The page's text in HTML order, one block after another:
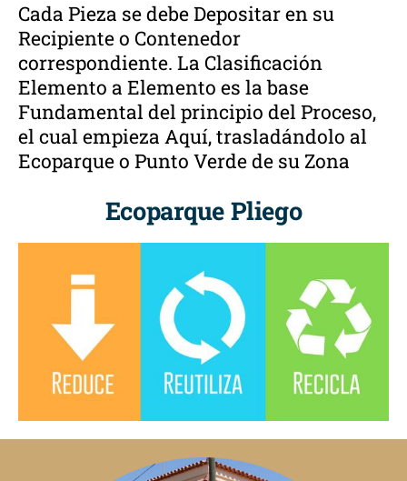
Cada Pieza se debe Depositar en su
Recipiente o Contenedor
correspondiente. La Clasificación
Elemento a Elemento es la base
Fundamental del principio del Proceso,
el cual empieza Aquí, trasladándolo al
Ecoparque o Punto Verde de su Zona
Ecoparque Pliego